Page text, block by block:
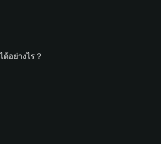
อย่างไร？